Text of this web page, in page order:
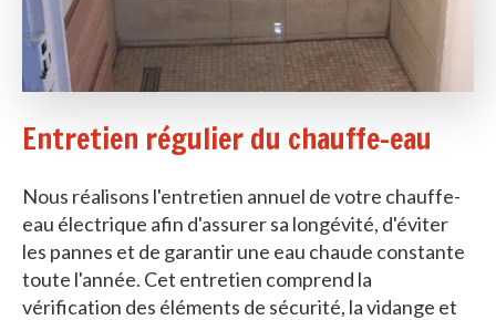
Entretien régulier du chauffe-eau
Nous réalisons l'entretien annuel de votre chauffe-
eau électrique afin d'assurer sa longévité, d'éviter
les pannes et de garantir une eau chaude constante
toute l'année. Cet entretien comprend la
vérification des éléments de sécurité, la vidange et